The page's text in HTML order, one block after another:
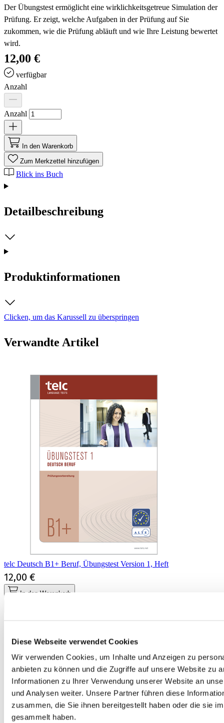
Diese Webseite verwendet Cookies
Wir verwenden Cookies, um Inhalte und Anzeigen zu
anbieten zu können und die Zugriffe auf unsere Website zu
Informationen zu Ihrer Verwendung unserer Website an
und Analysen weiter. Unsere Partner führen diese
zusammen, die Sie ihnen bereitgestellt haben oder die sie
gesammelt haben.
Der Übungstest ermöglicht eine wirklichkeitsgetreue Simulation der
Prüfung. Er zeigt, welche Aufgaben in der Prüfung auf Sie
zukommen, wie die Prüfung abläuft und wie Ihre Leistung bewertet
wird.
12,00 €
verfügbar
Anzahl
Anzahl
In den Warenkorb
Zum Merkzettel hinzufügen
Blick ins Buch
Detailbeschreibung
Produktinformationen
Clicken, um das Karussell zu überspringen
Verwandte Artikel
telc Deutsch B1+ Beruf, Übungstest Version 1, Heft
12,00 €
In den Warenkorb